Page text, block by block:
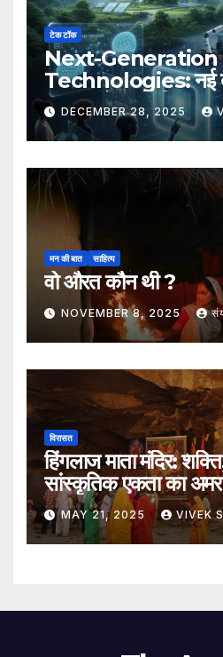
टेक टॉक
Next-Generation
Technologies: नई
संभावनाएँ, नया भविष्य
DECEMBER 28, 2025
मन की बात साहित्य
वो औरत कौन थी ?
NOVEMBER 8, 2025
विरासत
हिंगलाज माता मंदिर:
सांस्कृतिक एकता का
MAY 21, 2025 VIVEK